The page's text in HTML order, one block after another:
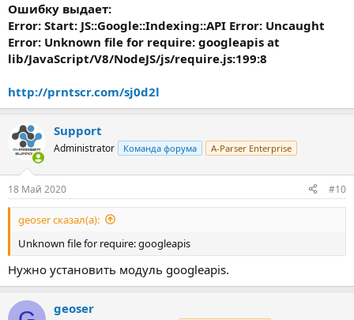
Ошибку выдает:
Error: Start: JS::Google::Indexing::API Error: Uncaught
Error: Unknown file for require: googleapis at
lib/JavaScript/V8/NodeJS/js/require.js:199:8
http://prntscr.com/sj0d2l
Support
Administrator Команда форума A-Parser Enterprise
18 Май 2020 #10
geoser сказал(а):
Unknown file for require: googleapis
Нужно установить модуль googleapis.
geoser